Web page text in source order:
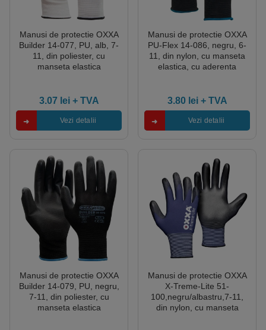
Manusi de protectie OXXA
Builder 14-077, PU, alb, 7-
11, din poliester, cu
manseta elastica
3.07 lei+ TVA
Vezi detalii
Manusi de protectie OXXA
PU-Flex 14-086, negru, 6-
11, din nylon, cu manseta
elastica, cu aderenta
3.80 lei+ TVA
Vezi detalii
Manusi de protectie OXXA
Builder 14-079, PU, negru,
7-11, din poliester, cu
manseta elastica
Manusi de protectie OXXA
X-Treme-Lite 51-
100,negru/albastru,7-11,
din nylon, cu manseta